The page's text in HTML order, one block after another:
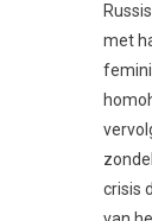
met
crisis